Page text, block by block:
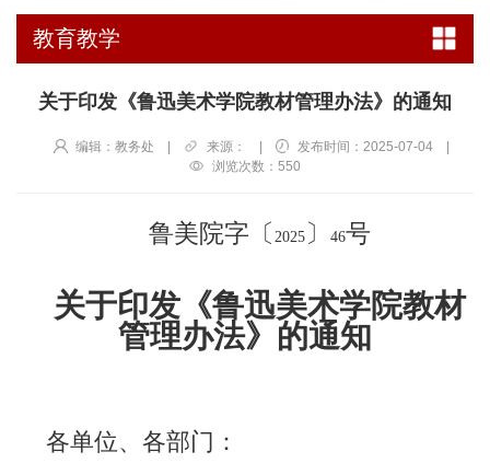
教育教学
关于印发《鲁迅美术学院教材管理办法》的通知
编辑：教务处 | 来源： | 发布时间：2025-07-04
|
浏览次数： 550
鲁美院字〔 2025 〕 46号
关于印发《鲁迅美术学院教材
管理办法》的通知
各单位、各部门：